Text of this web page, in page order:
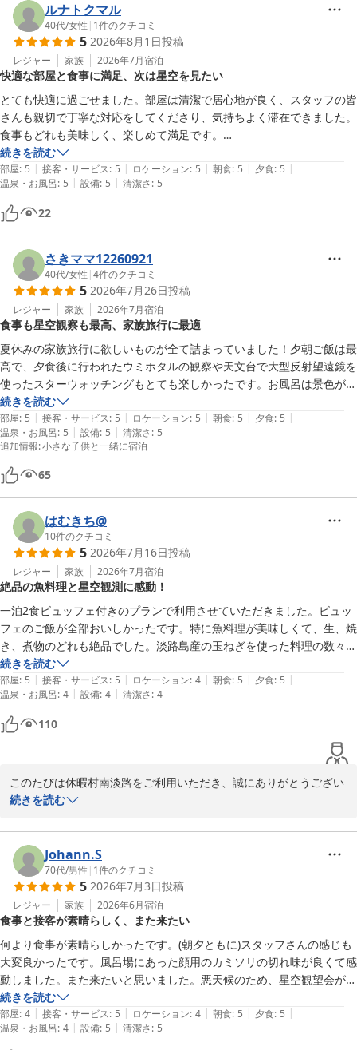
ッフェは特産品である玉ねぎ料理もあって、品数もありとても美味しか
ったです。露天風呂からは大鳴門橋が見え、景色も最高でした。夏だか
らか、露天風呂のお湯の温度はややぬるめだったので、気持ちよく入れ
ました。スタッフの方たちもとても親切でよかったです
。また、淡路島に行く機会があれば、リピしたいです。
ルナトクマル
40代/女性 | 1件のクチコミ
5 2026年8月1日投稿
レジャー 家族 2026年7月宿泊
快適な部屋と食事に満足、次は星空を見たい
とても快適に過ごせました。部屋は清潔で居心地が良く、スタッフの皆
さんも親切で丁寧な対応をしてくださり、気持ちよく滞在できました。
食事もどれも美味しく、楽しめて満足です。
唯一残念だったのは、天気が悪く楽しみにしていた天体観測ができなか
ったことです。次回はぜひ晴れた日に宿泊して、星空も満喫したいと思
います。ありがとうございました。
続きを読む
部屋: 5 | 接客・サービス: 5 | ロケーション: 5 | 朝食: 5 | 夕食: 5 |
温泉・お風呂: 5 | 設備: 5 | 清潔さ: 5
22
さきママ12260921
40代/女性 |4件のクチコミ
5 2026年7月26日投稿
レジャー 家族 2026年7月宿泊
食事も星空観察も最高、家族旅行に最適
夏休みの家族旅行に欲しいものが全て詰まっていました！夕朝ご飯は最
高で、夕食後に行われたウミホタルの観察や天文台で大型反射望遠鏡を
使ったスターウォッチングもとても楽しかったです。お風呂は景色が良
く、和室を利用しましたがマットが良くとても寝やすかったです。また
ぜひ利用させていただきたいです。
続きを読む
部屋: 5 | 接客・サービス: 5 | ロケーション: 5 | 朝食: 5 | 夕食: 5 |
温泉・お風呂: 5 | 設備: 5 | 清潔さ: 5
追加情報:小さな子供と一緒に宿泊
65
はむきち@
10件のクチコミ
5 2026年7月16日投稿
レジャー 家族 2026年7月宿泊
絶品の魚料理と星空観測に感動！
一泊2食ビュッフェ付きのプランで利用させていただきました。ビュッ
フェのご飯が全部おいしかったです。特に魚料理が美味しくて、生、焼
き、煮物のどれも絶品でした。淡路島産の玉ねぎを使った料理の数々に
も感動です。
夜は天体観測ができました。大きな望遠鏡で見られる体験は、贅沢な宿
泊体験になりました。星の見えにくい中でもスタッフさんの努力で見え
るように工夫して下さりました。
淡路島で宿泊するなら、オススメのホテルです。
続きを読む
部屋: 5 | 接客・サービス: 5 | ロケーション: 4 | 朝食: 5 | 夕食: 5 |
温泉・お風呂: 4 | 設備: 4 | 清潔さ: 4
110
このたびは休暇村南淡路をご利用いただき、誠にありがとうござい
ました。
大変嬉しく拝見いたしました。
また、天体観測もお楽しみいただき、スタッフの対応にも温かいお
言葉をお寄せいただきありがとうございます。満天の星空とはいき
ませんでしたが、思い出に残るひとときとなりましたことを嬉しく
思います。
「淡路島で宿泊するならおすすめのホテル」とのお言葉を励みに、
これからも皆さまにご満足いただけるおもてなしに努めてまいりま
す。またお会いできます日を、スタッフ一同心よりお待ちしており
休暇村 南淡路 ＜淡路島＞
2026-07-27
続きを読む
Johann.S
70代/男性 | 1件のクチコミ
5 2026年7月3日投稿
レジャー 家族 2026年6月宿泊
食事と接客が素晴らしく、また来たい
何より食事が素晴らしかったです。(朝夕ともに)スタッフさんの感じも
大変良かったです。風呂場にあった顔用のカミソリの切れ味が良くて感
動しました。また来たいと思いました。悪天候のため、星空観望会が出
来なくて残念でした。
続きを読む
部屋: 4 | 接客・サービス: 5 | ロケーション: 4 | 朝食: 5 | 夕食: 5 |
温泉・お風呂: 4 | 設備: 5 | 清潔さ: 5